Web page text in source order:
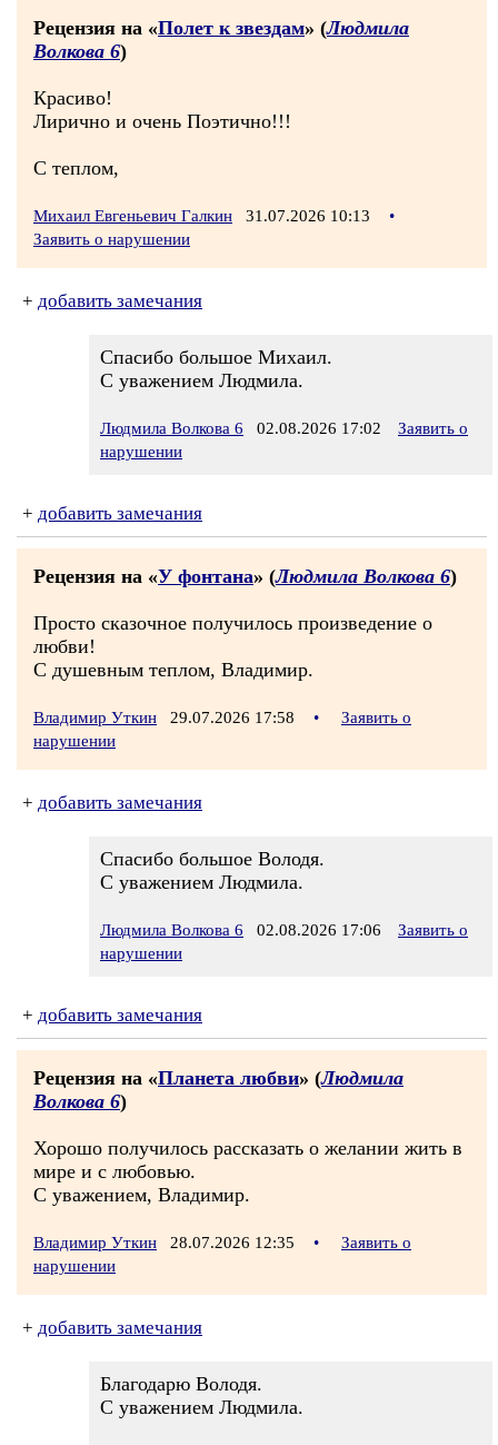
Рецензия на «Полет к звездам» (Людмила
Волкова 6)
Красиво!
Лирично и очень Поэтично!!!
С теплом,
Михаил Евгеньевич Галкин 31.07.2026 10:13
•
Заявить о нарушении
+ добавить замечания
Спасибо большое Михаил.
С уважением Людмила.
Людмила Волкова 6 02.08.2026 17:02
Заявить о
нарушении
+ добавить замечания
Рецензия на «У фонтана» (Людмила Волкова 6)
Просто сказочное получилось произведение о
любви!
С душевным теплом, Владимир.
Владимир Уткин 29.07.2026 17:58 •
Заявить о
нарушении
+ добавить замечания
Спасибо большое Володя.
С уважением Людмила.
Людмила Волкова 6 02.08.2026 17:06
Заявить о
нарушении
+ добавить замечания
Рецензия на «Планета любви» (Людмила
Волкова 6)
Хорошо получилось рассказать о желании жить в
мире и с любовью.
С уважением, Владимир.
Владимир Уткин 28.07.2026 12:35 •
Заявить о
нарушении
+ добавить замечания
Благодарю Володя.
С уважением Людмила.